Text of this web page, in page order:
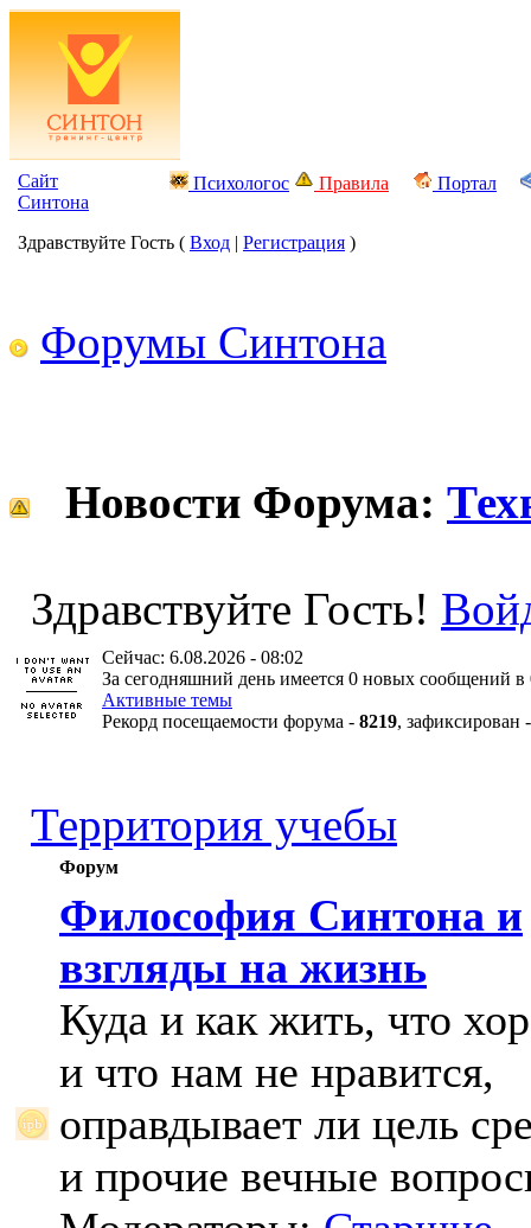
Сайт
Синтона
Психологос Правила Портал
Здравствуйте Гость ( Вход | Регистрация )
Форумы Синтона
Новости Форума:
Здравствуйте Гость!
Сейчас: 6.08.2026 - 08:02
За сегодняшний день имеется 0 новых сообщений в
Активные темы
Рекорд посещаемости форума - 8219, зафиксирован
Территория учебы
Форум
Философия Синтона и
взгляды на жизнь
Куда и как жить, что
и что нам не нравится,
оправдывает ли цель
и прочие вечные